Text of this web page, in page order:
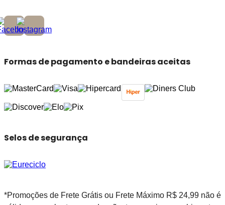
Formas de pagamento e bandeiras aceitas
Selos de segurança
*Promoções de Frete Grátis ou Frete Máximo R$ 24,99 não é